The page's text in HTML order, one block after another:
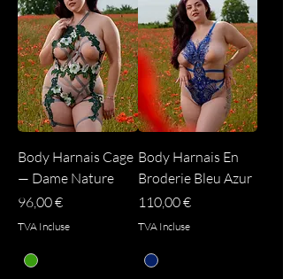
Body Harnais Cage
— Dame Nature
Prix
96,00 €
TVA Incluse
Body Harnais En
Broderie Bleu Azur
Prix
110,00 €
TVA Incluse